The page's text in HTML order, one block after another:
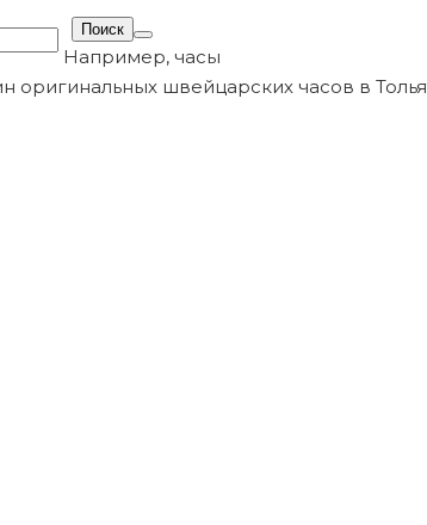
Например, часы
оригинальных швейцарских часов в